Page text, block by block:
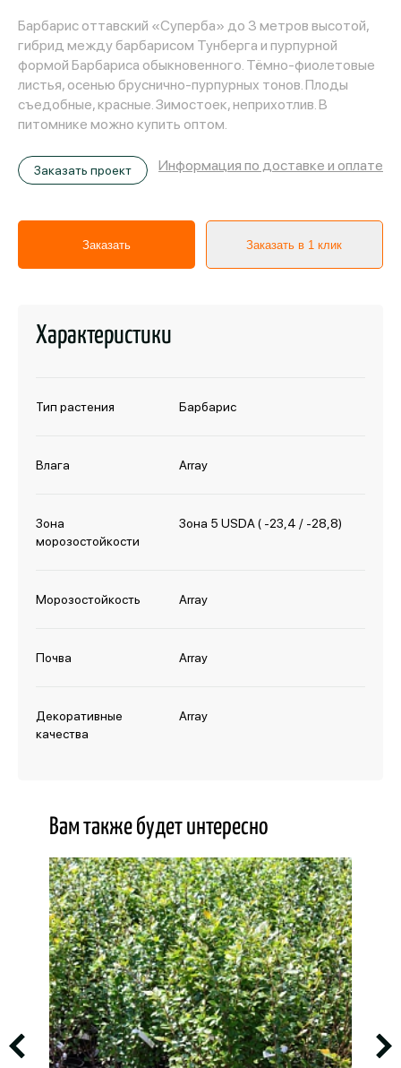
Барбарис оттавский «Суперба» до 3 метров высотой,
гибрид между барбарисом Тунберга и пурпурной
формой Барбариса обыкновенного. Тёмно-фиолетовые
листья, осенью бруснично-пурпурных тонов. Плоды
съедобные, красные. Зимостоек, неприхотлив. В
питомнике можно купить оптом.
Заказать проект Информация по доставке и оплате
Заказать Заказать в 1 клик
Характеристики
Тип растения Барбарис
Влага Array
Зона
морозостойкости
Зона 5 USDA ( -23,4 / -28,8)
Морозостойкость Array
Почва Array
Декоративные
качества
Array
Вам также будет интересно